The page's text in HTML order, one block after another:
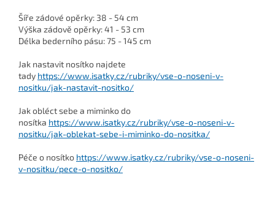
Šíře zádové opěrky: 38 - 54 cm
Výška zádově opěrky: 41 - 53 cm
Délka bederního pásu: 75 - 145 cm
Jak nastavit nosítko najdete
tady https://www.isatky.cz/rubriky/vse-o-noseni-v-
nositku/jak-nastavit-nositko/
Jak obléct sebe a miminko do
nosítka https://www.isatky.cz/rubriky/vse-o-noseni-v-
nositku/jak-oblekat-sebe-i-miminko-do-nositka/
Péče o nosítko https://www.isatky.cz/rubriky/vse-o-noseni-
v-nositku/pece-o-nositko/